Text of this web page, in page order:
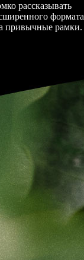
рассказывать
формата
привычные рамки.